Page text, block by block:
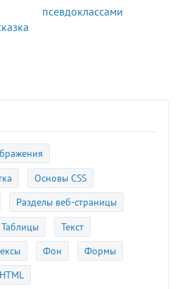
псевдоклассами
Основы CSS
Разделы веб-страницы
Таблицы
Текст
Фон
Формы